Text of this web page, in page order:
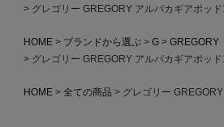
グレゴリー GREGORY アルパカギアポッド
HOME ブランドから選ぶ G
GREGORY
グレゴリー GREGORY アルパカギアポッド
HOME 全ての商品 グレゴリー